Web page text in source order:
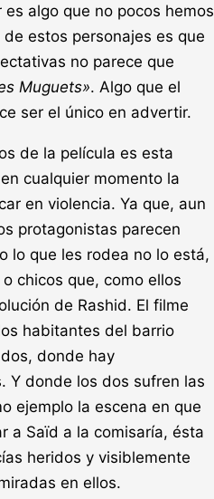
algo que no pocos hemos
estos personajes es que
no parece que
Muguets». Algo que el
ser el único en advertir.
de la película es esta
cualquier momento la
en violencia. Ya que, aun
protagonistas parecen
lo que les rodea no lo está,
chicos que, como ellos
de Rashid. El filme
habitantes del barrio
donde hay
Y donde los dos sufren las
ejemplo la escena en que
a Saïd a la comisaría, ésta
heridos y visiblemente
en ellos.